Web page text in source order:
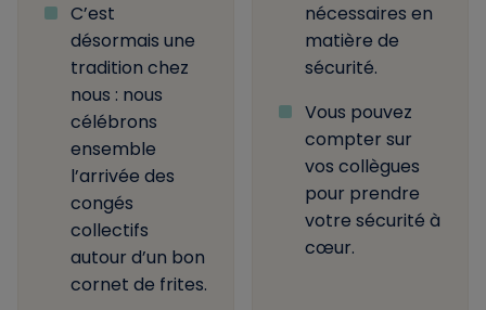
C’est
désormais une
tradition chez
nous : nous
célébrons
ensemble
l’arrivée des
congés
collectifs
autour d’un bon
cornet de frites.
nécessaires en
matière de
sécurité.
Vous pouvez
compter sur
vos collègues
pour prendre
votre sécurité à
cœur.